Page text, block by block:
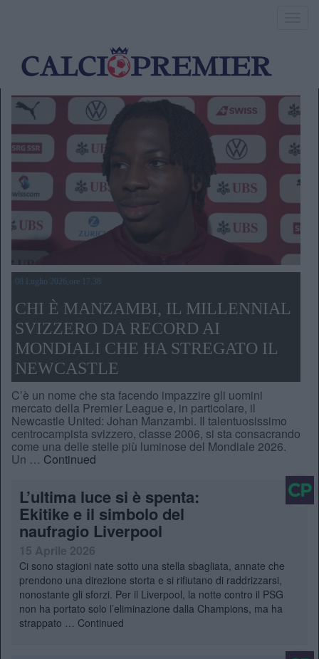
08 Luglio 2026,ore 17.38
CHI È MANZAMBI, IL MILLENNIAL
SVIZZERO DA RECORD AI
MONDIALI CHE HA STREGATO IL
NEWCASTLE
C’è un nome che sta facendo impazzire gli uomini
mercato della Premier League e, in particolare, il
Newcastle United: Johan Manzambi. Il talentuosissimo
centrocampista svizzero, classe 2006, si sta consacrando
come una delle stelle più luminose del Mondiale 2026.
Un … Continued
L’ultima luce si è spenta:
Ekitike e il simbolo del
naufragio Liverpool
Ci sono stagioni nate sotto una stella sbagliata, annate che
prendono una direzione storta e si rifiutano di raddrizzarsi,
nonostante gli sforzi. Per il Liverpool, la notte contro il PSG
non ha portato solo l’eliminazione dalla Champions, ma ha
strappato … Continued